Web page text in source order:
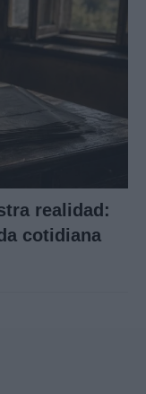
realidad:
cotidiana